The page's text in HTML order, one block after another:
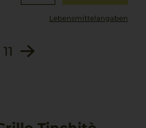
Lebensmittel­angaben
11